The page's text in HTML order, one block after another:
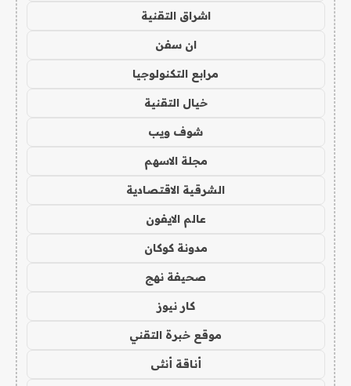
اشراق التقنية
ان سفن
مرابع التكنولوجيا
خيال التقنية
شوف ويب
مجلة الاسهم
الشرقية الاقتصادية
عالم الايفون
مدونة كوكان
صحيفة نهج
كار نيوز
موقع خبرة التقني
أناقة أنثى